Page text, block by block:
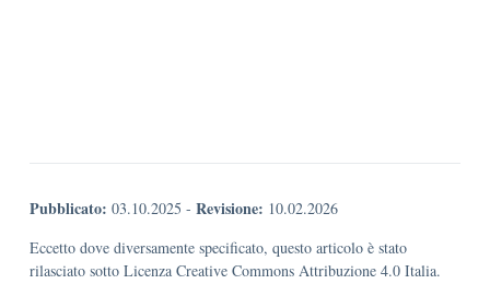
Pubblicato: 03.10.2025 - Revisione: 10.02.2026
Eccetto dove diversamente specificato, questo articolo è stato
rilasciato sotto Licenza Creative Commons Attribuzione 4.0 Italia.